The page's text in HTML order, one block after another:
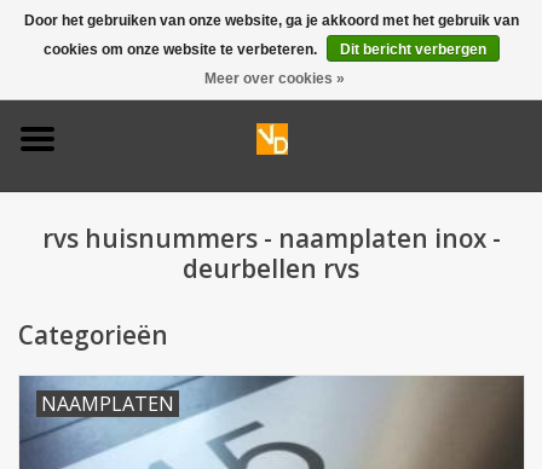
0 Artikelen - €0,00
Deurbel 304
Huisnummers
Naamplaten
Opruiming
rvs huisnummers - naamplaten inox -
deurbellen rvs
Categorieën
NAAMPLATEN
Door het gebruiken van onze website, ga je akkoord met het gebruik van
cookies om onze website te verbeteren.
Dit bericht verbergen
Meer over cookies »